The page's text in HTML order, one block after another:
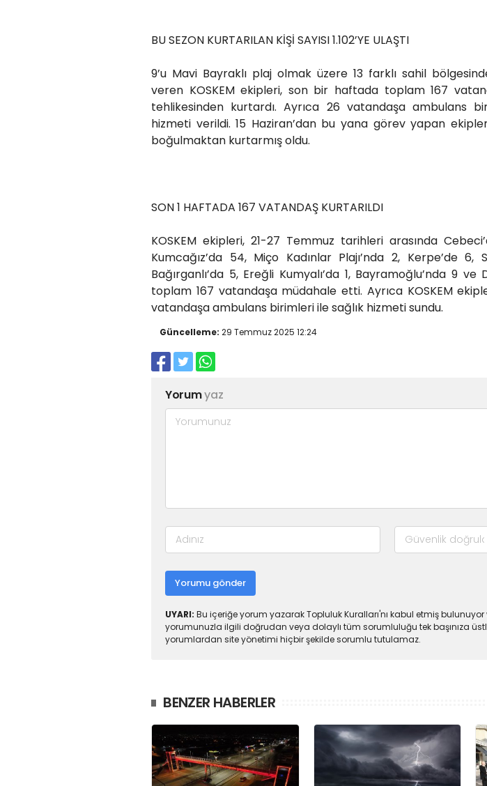
BU SEZON KURTARILAN KİŞİ SAYISI 1.102’YE ULAŞTI
9’u Mavi Bayraklı plaj olmak üzere 13 farklı sahil
veren KOSKEM ekipleri, son bir haftada toplam 167
tehlikesinden kurtardı. Ayrıca 26 vatandaşa ambulans
hizmeti verildi. 15 Haziran’dan bu yana görev yapan
boğulmaktan kurtarmış oldu.
SON 1 HAFTADA 167 VATANDAŞ KURTARILDI
KOSKEM ekipleri, 21-27 Temmuz tarihleri arasında
Kumcağız’da 54, Miço Kadınlar Plajı’nda 2, Kerpe’de 6,
Bağırganlı’da 5, Ereğli Kumyalı’da 1, Bayramoğlu’nda 9 ve
toplam 167 vatandaşa müdahale etti. Ayrıca KOSKEM
vatandaşa ambulans birimleri ile sağlık hizmeti sundu.
Güncelleme: 29 Temmuz 2025 12:24
Yorumyaz
Yorumu gönder
UYARI: Bu içeriğe yorum yazarak Topluluk Kuralları'nı kabul etmiş bulunuyor
yorumunuzla ilgili doğrudan veya dolaylı tüm sorumluluğu tek başınıza
yorumlardan site yönetimi hiçbir şekilde sorumlu tutulamaz.
BENZER HABERLER